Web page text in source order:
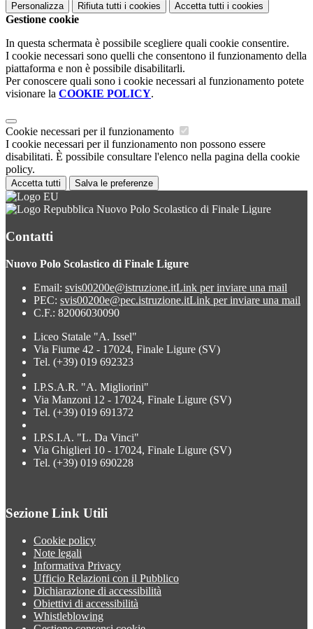
Personalizza Rifiuta tutti i cookies Accetta tutti i cookies
Gestione cookie
In questa schermata è possibile scegliere quali cookie consentire.
I cookie necessari sono quelli che consentono il funzionamento della
piattaforma e non è possibile disabilitarli.
Per conoscere quali sono i cookie necessari al funzionamento potete
visionare la COOKIE POLICY.
Cookie necessari per il funzionamento
I cookie necessari per il funzionamento non possono essere
disabilitati. È possibile consultare l'elenco nella pagina della cookie
policy.
Accetta tutti Salva le preferenze
Nuovo Polo Scolastico di Finale Ligure
Contatti
Nuovo Polo Scolastico di Finale Ligure
Email: svis00200e@istruzione.itLink per inviare una mail
PEC: svis00200e@pec.istruzione.itLink per inviare una mail
C.F.: 82006030090
Liceo Statale "A. Issel"
Via Fiume 42 - 17024, Finale Ligure (SV)
Tel. (+39) 019 692323
I.P.S.A.R. "A. Migliorini"
Via Manzoni 12 - 17024, Finale Ligure (SV)
Tel. (+39) 019 691372
I.P.S.I.A. "L. Da Vinci"
Via Ghiglieri 10 - 17024, Finale Ligure (SV)
Tel. (+39) 019 690228
Sezione Link Utili
Cookie policy
Note legali
Informativa Privacy
Ufficio Relazioni con il Pubblico
Dichiarazione di accessibilità
Obiettivi di accessibilità
Whistleblowing